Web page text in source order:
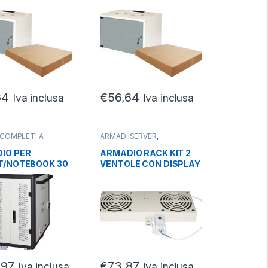
Iva inclusa
GRIGIO
DISASSEMBLATO
€56,64 Iva inclusa
A
,ARMADI
RICARICA,
,SERVER
PER
NOTEBOOK 30
DI RAFF.
ACCIAIO
ARMADI SERVER,
PARTI/ACCESSORI ARMADI
SERVER
ARMADIO RACK KIT 2
VENTOLE CON DISPLAY